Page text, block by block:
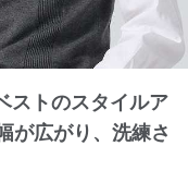
ストのスタイルア
が広がり、洗練さ